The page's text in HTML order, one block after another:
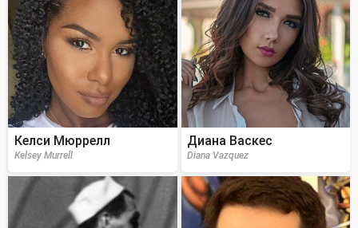
Келси Мюррелл
Kelsey Murrell
Диана Васкес
Diana Vazquez